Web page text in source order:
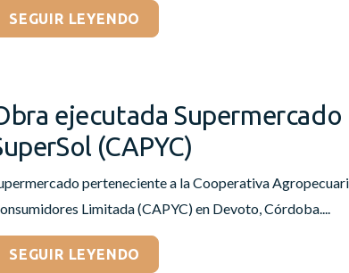
SEGUIR LEYENDO
ejecutada Supermercado
(CAPYC)
perteneciente a la Cooperativa
Limitada (CAPYC) en Devoto, Córdoba....
SEGUIR LEYENDO